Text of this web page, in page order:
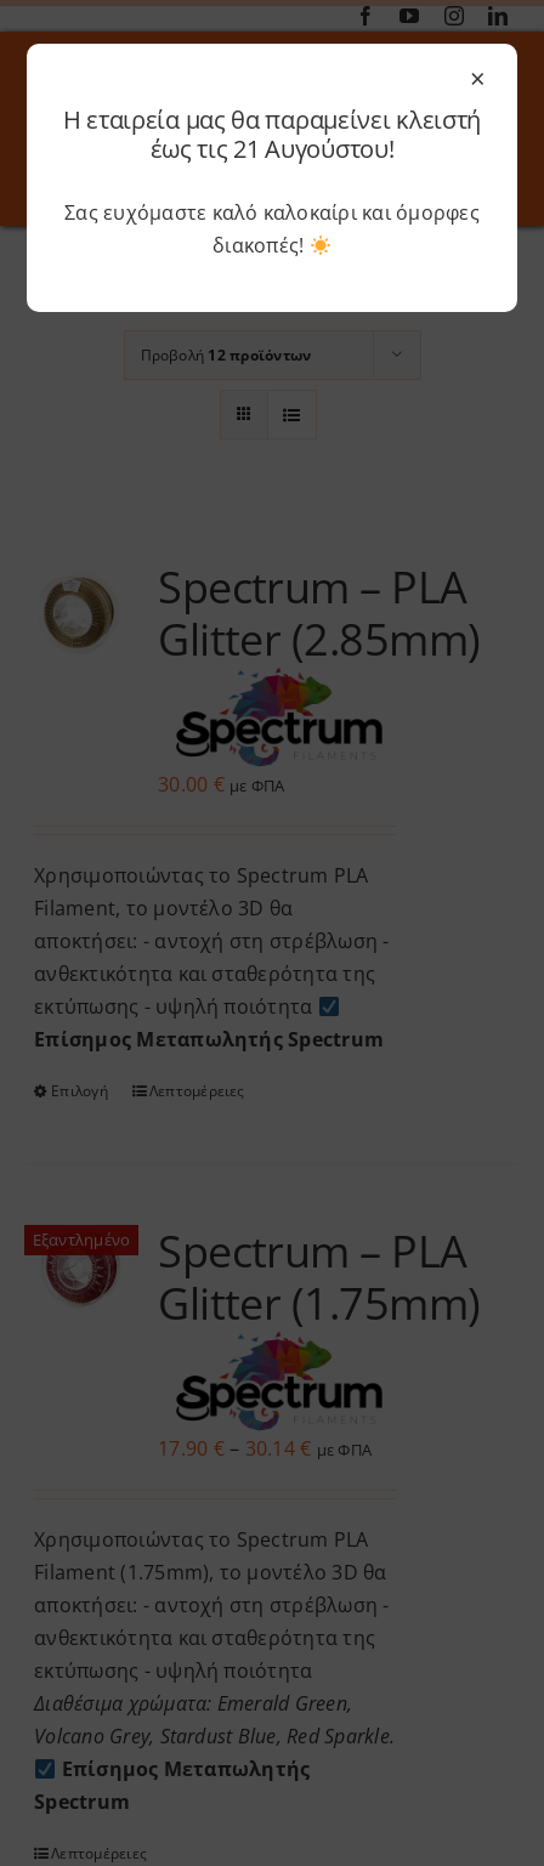
Μετάβαση
στο
Αναζήτηση
Toggle
Online 3D Printing
Outlet
Shop
Services
Academy
Software
Επικοινωνία
Toggle
Λογαριασμός
Volcano Grey
Προβολή 12 προϊόντων
Spectrum – PLA
Glitter (2.85mm)
30.00 € με ΦΠΑ
Χρησιμοποιώντας το Spectrum PLA
Filament, το μοντέλο 3D θα
αποκτήσει: - αντοχή στη στρέβλωση -
ανθεκτικότητα και σταθερότητα της
εκτύπωσης - υψηλή ποιότητα
Επίσημος Μεταπωλητής Spectrum
Επιλογή
Αυτό
πολλαπλές
παραλλαγές.
επιλογές
επιλεγούν
στη
προϊόντος
Λεπτομέρειες
Εξαντλημένο
Spectrum – PLA
Glitter (1.75mm)
17.90 € – 30.14€Price
through
30.14 €
με ΦΠΑ
Χρησιμοποιώντας το Spectrum PLA
Filament (1.75mm), το μοντέλο 3D θα
αποκτήσει: - αντοχή στη στρέβλωση -
ανθεκτικότητα και σταθερότητα της
εκτύπωσης - υψηλή ποιότητα
Διαθέσιμα χρώματα: Emerald Green,
Volcano Grey, Stardust Blue, Red Sparkle.
Επίσημος Μεταπωλητής
Spectrum
Λεπτομέρειες
×
Η εταιρεία μας θα παραμείνει κλειστή
έως τις 21 Αυγούστου!
Σας ευχόμαστε καλό καλοκαίρι και όμορφες
διακοπές!